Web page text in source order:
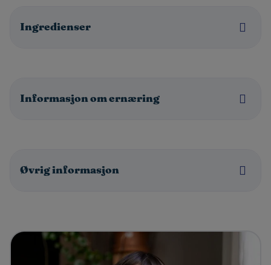
Ingredienser
Informasjon om ernæring
Øvrig informasjon